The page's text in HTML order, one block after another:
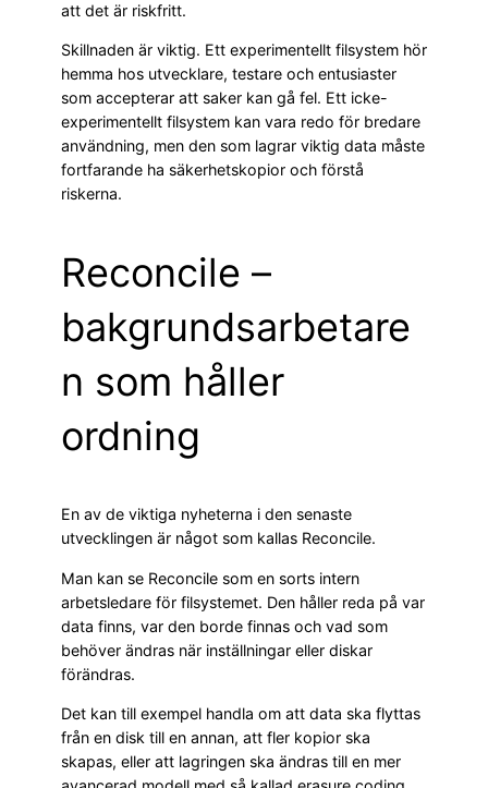
att det är riskfritt.
Skillnaden är viktig. Ett experimentellt filsystem hör
hemma hos utvecklare, testare och entusiaster
som accepterar att saker kan gå fel. Ett icke-
experimentellt filsystem kan vara redo för bredare
användning, men den som lagrar viktig data måste
fortfarande ha säkerhetskopior och förstå
riskerna.
Reconcile –
bakgrundsarbetare
n som håller
ordning
En av de viktiga nyheterna i den senaste
utvecklingen är något som kallas Reconcile.
Man kan se Reconcile som en sorts intern
arbetsledare för filsystemet. Den håller reda på var
data finns, var den borde finnas och vad som
behöver ändras när inställningar eller diskar
förändras.
Det kan till exempel handla om att data ska flyttas
från en disk till en annan, att fler kopior ska
skapas, eller att lagringen ska ändras till en mer